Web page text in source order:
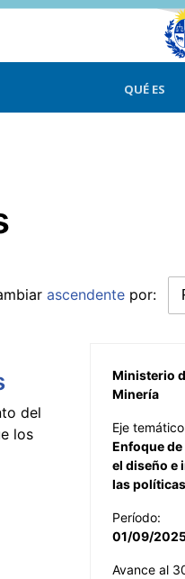
QUÉ ES
ascendente por:
del
los
Ministerio
Minería
Eje
Enfoque
el diseño e
las
Período:
01/09/
Avance al